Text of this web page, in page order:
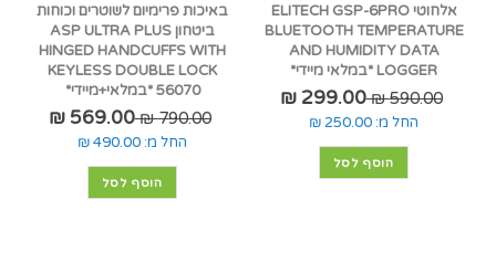
אלחוטי ELITECH GSP-6PRO
BLUETOOTH TEMPERATURE
AND HUMIDITY DATA
LOGGER *במלאי מיידי*
590.00 ₪
299.00 ₪
החל מ: 250.00 ₪
הוסף לסל
באיכות פרימיום לשוטרים וכוחות
ביטחון ASP ULTRA PLUS
HINGED HANDCUFFS WITH
KEYLESS DOUBLE LOCK
56070 *במלאי+מיידי*
790.00 ₪
569.00 ₪
החל מ: 490.00 ₪
הוסף לסל